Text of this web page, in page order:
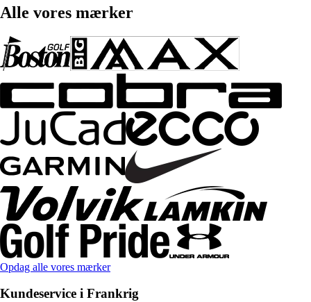
Alle vores mærker
Opdag alle vores mærker
Kundeservice i Frankrig